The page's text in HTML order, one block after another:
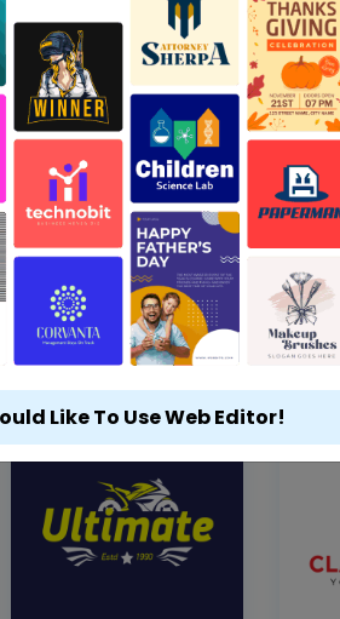
Like To Use Web Editor!